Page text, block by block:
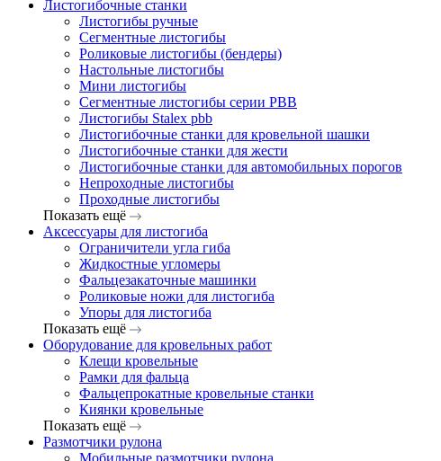
Листогибочные станки
Листогибы ручные
Сегментные листогибы
Роликовые листогибы (бендеры)
Настольные листогибы
Мини листогибы
Сегментные листогибы серии PBB
Листогибы Stalex pbb
Листогибочные станки для кровельной шашки
Листогибочные станки для жести
Листогибочные станки для автомобильных порогов
Непроходные листогибы
Проходные листогибы
Показать ещё
Аксессуары для листогиба
Ограничители угла гиба
Жидкостные угломеры
Фальцезакаточные машинки
Роликовые ножи для листогиба
Упоры для листогиба
Показать ещё
Оборудование для кровельных работ
Клещи кровельные
Рамки для фальца
Фальцепрокатные кровельные станки
Киянки кровельные
Показать ещё
Размотчики рулона
Мобильные размотчики рулона